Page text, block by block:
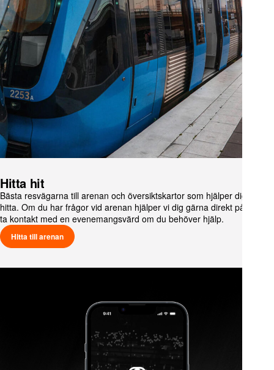
Hitta hit
Bästa resvägarna till arenan och översiktskartor som hjälper dig att
hitta. Om du har frågor vid arenan hjälper vi dig gärna direkt på plats –
ta kontakt med en evenemangsvärd om du behöver hjälp.
Hitta till arenan